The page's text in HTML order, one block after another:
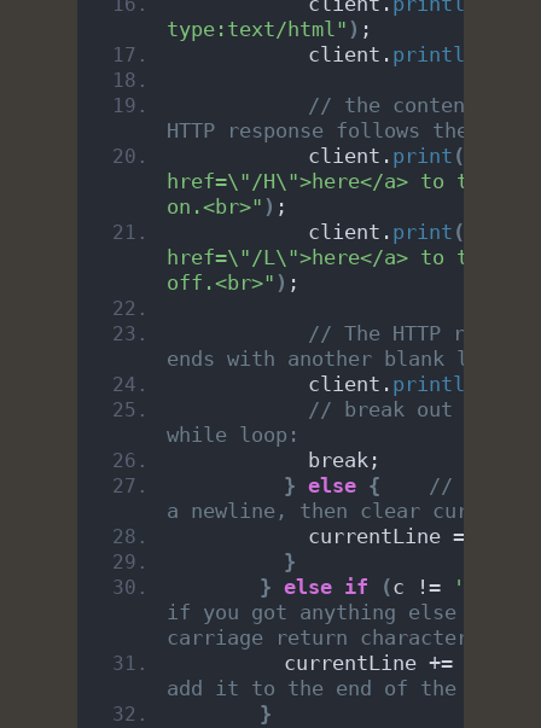
type:text/html" ) ;
           client.
println
// the content of
HTTP response follows the
           client.
print (
href=\"/H\">here</a> to turn
on.<br>" ) ;
           client.
print (
href=\"/L\">here</a> to turn
off.<br>" ) ;
// The HTTP
ends with another blank line:
           client.
println
// break out of the
while loop:
           break;
} else {
// if you
a newline, then clear
           currentLine =
}
} else if (c != '\r'
if you got anything else but a
carriage return character,
currentLine +=
add it to the end of the
}